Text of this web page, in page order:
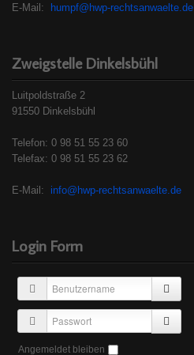
E-Mail: humpf@hwp-rechtsanwaelte.de
Zweigstelle Dinkelsbühl
Luitpoldstraße 2
91550 Dinkelsbühl
Telefon: 0 98 51 55 23 60
Telefax: 0 98 51 55 23 62
E-Mail: info@hwp-rechtsanwaelte.de
Login Form
Angemeldet bleiben